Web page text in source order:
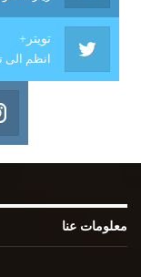
تويتر+
انظم الى
معلومات عنا